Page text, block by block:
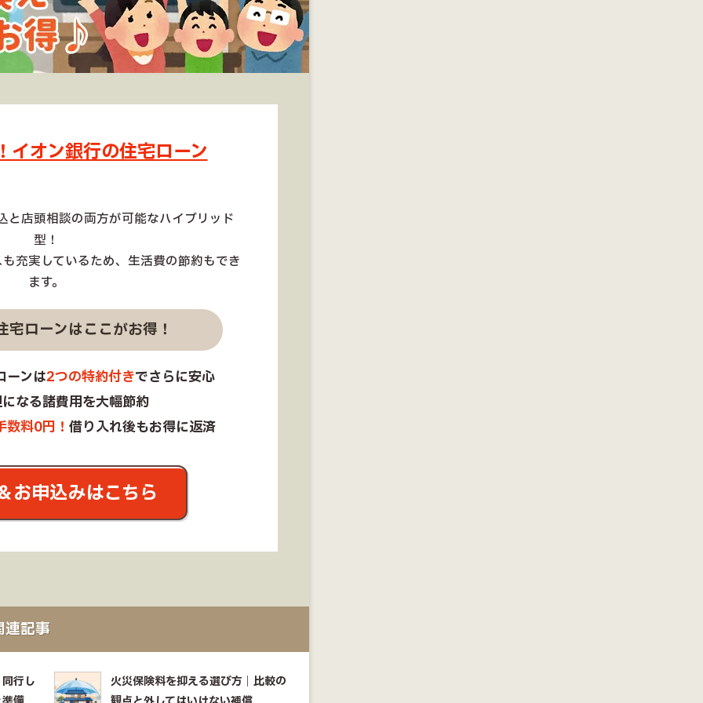
イオン銀行の住宅ローン
と店頭相談の両方が可能なハイブリッド
型！
充実しているため、生活費の節約もでき
ます。
宅ローンはここがお得！
ーンは2つの特約付きでさらに安心
なる諸費用を大幅節約
料0円！ 借り入れ後もお得に返済
お申込みはこちら
連記事
行し
火災保険料を抑える選び方｜比較の